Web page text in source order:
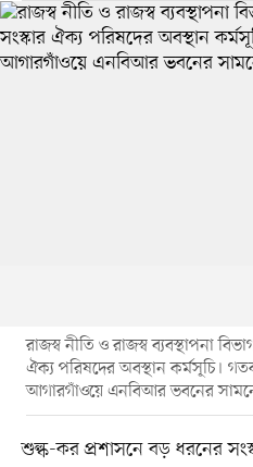
রাজস্ব নীতি ও রাজস্ব ব্যবস্থাপনা
ঐক্য পরিষদের অবস্থান কর্মসূচি।
আগারগাঁওয়ে এনবিআর ভবনের
শুল্ক-কর প্রশাসনে বড় ধরনের